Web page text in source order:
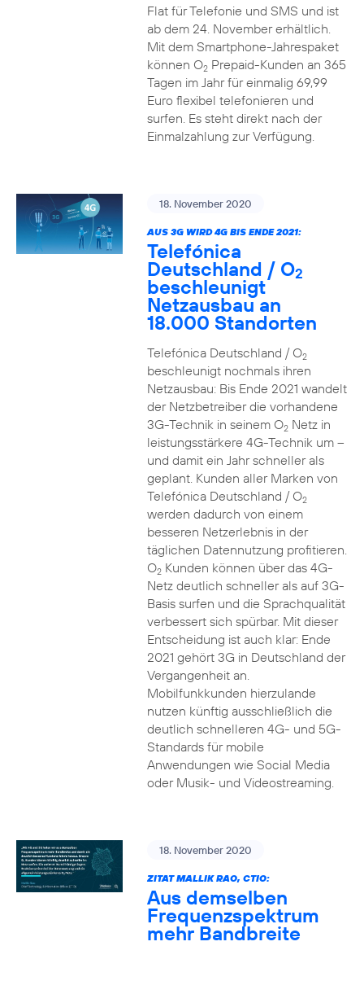
Flat für Telefonie und SMS und ist
ab dem 24. November erhältlich.
Mit dem Smartphone-Jahrespaket
können O2Prepaid-Kunden an 365
Tagen im Jahr für einmalig 69,99
Euro flexibel telefonieren und
surfen. Es steht direkt nach der
Einmalzahlung zur Verfügung.
18. November 2020
AUS 3G WIRD 4G BIS ENDE 2021:
Telefónica
Deutschland / O2
beschleunigt
Netzausbau an
18.000 Standorten
Telefónica Deutschland / O2
beschleunigt nochmals ihren
Netzausbau: Bis Ende 2021 wandelt
der Netzbetreiber die vorhandene
3G-Technik in seinem O2Netz in
leistungsstärkere 4G-Technik um –
und damit ein Jahr schneller als
geplant. Kunden aller Marken von
Telefónica Deutschland / O2
werden dadurch von einem
besseren Netzerlebnis in der
täglichen Datennutzung profitieren.
O2Kunden können über das 4G-
Netz deutlich schneller als auf 3G-
Basis surfen und die Sprachqualität
verbessert sich spürbar. Mit dieser
Entscheidung ist auch klar: Ende
2021 gehört 3G in Deutschland der
Vergangenheit an.
Mobilfunkkunden hierzulande
nutzen künftig ausschließlich die
deutlich schnelleren 4G- und 5G-
Standards für mobile
Anwendungen wie Social Media
oder Musik- und Videostreaming.
18. November 2020
ZITAT MALLIK RAO, CTIO:
Aus demselben
Frequenzspektrum
mehr Bandbreite